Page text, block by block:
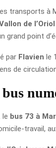
transports à
de l’Oriol
grand point
par Flavien le
de
le bus 73 à
travail,